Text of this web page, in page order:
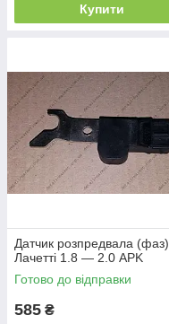
Купити
Датчик розпредвала (фаз)
Лачетті 1.8 — 2.0 APK
Готово до відправки
585 ₴